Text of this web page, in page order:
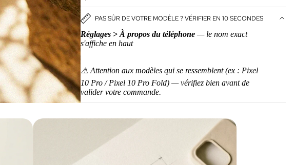
PAS SÛR DE VOTRE MODÈLE ? VÉRIFIER EN 10 SECONDES
Réglages > À propos du téléphone — le nom exact
s'affiche en haut
⚠️ Attention aux modèles qui se ressemblent (ex : Pixel
10 Pro / Pixel 10 Pro Fold) — vérifiez bien avant de
valider votre commande.